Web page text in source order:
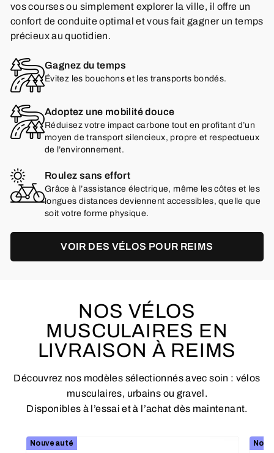
vos courses ou simplement explorer la ville, il offre un
confort de conduite optimal et vous fait gagner un temps
précieux au quotidien.
Gagnez du temps
Évitez les bouchons et les transports bondés.
Adoptez une mobilité douce
Réduisez votre impact carbone tout en profitant d’un
moyen de transport silencieux, propre et respectueux
de l’environnement.
Roulez sans effort
Grâce à l’assistance électrique, même les côtes et les
longues distances deviennent accessibles, quelle que
soit votre forme physique.
VOIR DES VÉLOS POUR REIMS
NOS VÉLOS
MUSCULAIRES EN
LIVRAISON À REIMS
Découvrez nos modèles sélectionnés avec soin : vélos
musculaires, urbains ou gravel.
Disponibles à l’essai et à l’achat dès maintenant.
Nouveauté